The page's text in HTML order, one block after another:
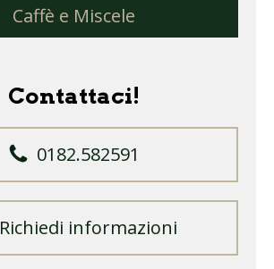
Caffè e Miscele
Contattaci!
0182.582591
Richiedi informazioni